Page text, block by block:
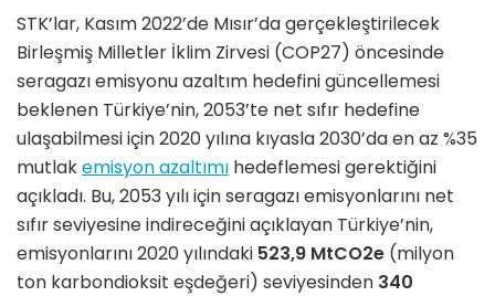
STK’lar, Kasım 2022’de Mısır’da gerçekleştirilecek
Birleşmiş Milletler İklim Zirvesi (COP27) öncesinde
seragazı emisyonu azaltım hedefini güncellemesi
beklenen Türkiye’nin, 2053’te net sıfır hedefine
ulaşabilmesi için 2020 yılına kıyasla 2030’da en az %35
mutlakemisyon azaltımı hedeflemesi gerektiğini
açıkladı. Bu, 2053 yılı için seragazı emisyonlarını net
sıfır seviyesine indireceğini açıklayan Türkiye’nin,
emisyonlarını 2020 yılındaki 523,9 MtCO2e (milyon
ton karbondioksit eşdeğeri) seviyesinden 340